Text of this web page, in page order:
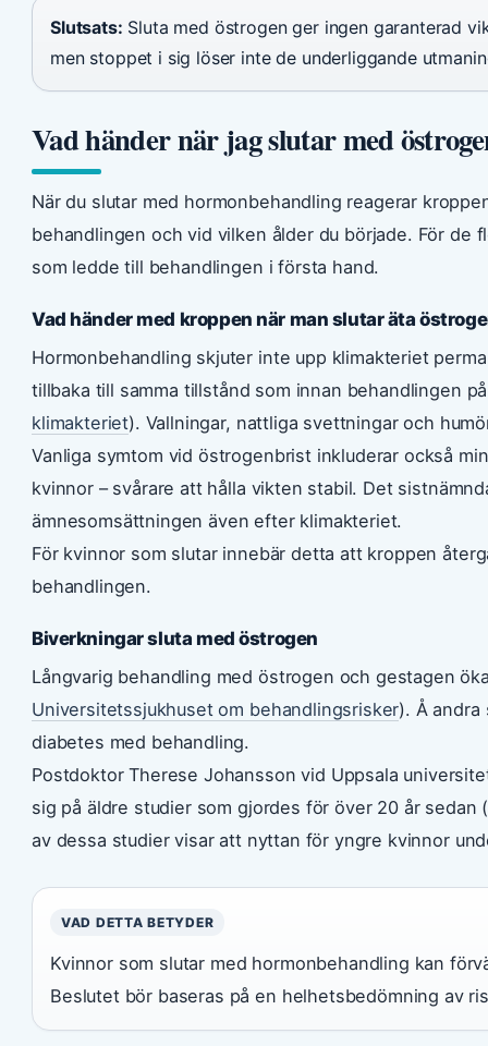
Slutsats: Sluta med östrogen ger ingen garanterad
men stoppet i sig löser inte de underliggande
Vad händer när jag slutar med
När du slutar med hormonbehandling reagerar
behandlingen och vid vilken ålder du började. För
som ledde till behandlingen i första hand.
Vad händer med kroppen när man slutar äta
Hormonbehandling skjuter inte upp klimakteriet
tillbaka till samma tillstånd som innan behandlingen
klimakteriet). Vallningar, nattliga svettningar och
Vanliga symtom vid östrogenbrist inkluderar också
kvinnor – svårare att hålla vikten stabil. Det
ämnesomsättningen även efter klimakteriet.
För kvinnor som slutar innebär detta att kroppen
behandlingen.
Biverkningar sluta med östrogen
Långvarig behandling med östrogen och gestagen
Universitetssjukhuset om behandlingsrisker). Å
diabetes med behandling.
Postdoktor Therese Johansson vid Uppsala
sig på äldre studier som gjordes för över 20 år sedan (
av dessa studier visar att nyttan för yngre kvinnor
VAD DETTA BETYDER
Kvinnor som slutar med hormonbehandling kan
Beslutet bör baseras på en helhetsbedömning av